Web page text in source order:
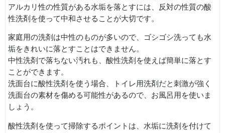
アルカリ性の性質がある水垢を落とすには、反対の性質の酸
性洗剤を使って中和させることが大切です。
家庭用の洗剤は中性のものが多いので、ゴシゴシ洗っても水
垢をきれいに落とすことはできません。
中性洗剤で落ちない汚れも、酸性洗剤を使えば簡単に落とす
ことができます。
洗面台に酸性洗剤を使う場合、トイレ用洗剤だと刺激が強く
洗面台の素材を傷める可能性があるので、お風呂用を使いま
しょう。
酸性洗剤を使って掃除するポイントは、水垢に洗剤を付けて